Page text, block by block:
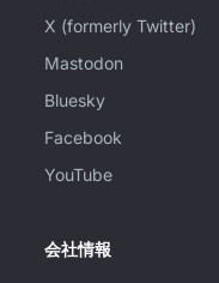
X (formerly Twitter)
Mastodon
Bluesky
Facebook
YouTube
会社情報